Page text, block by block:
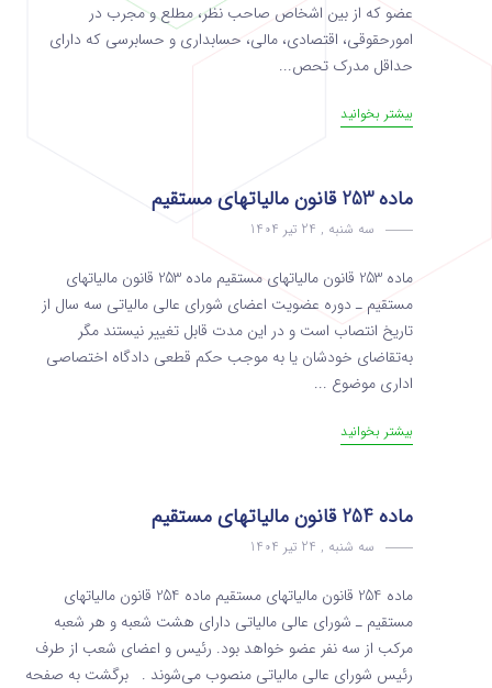
عضو که از بین اشخاص صاحب نظر، مطلع و مجرب در
امورحقوقی‌، اقتصادی‌، مالی‌، حسابداری و حسابرسی که دارای
حداقل ‌مدرک تحص...
بیشتر بخوانید
ماده 253 قانون مالیاتهای مستقیم
سه شنبه , 24 تیر 1404
ماده 253 قانون مالیاتهای مستقیم ماده 253 قانون مالیاتهای
مستقیم ـ دوره عضویت اعضای شورای عالی مالیاتی سه‌ سال از
تاریخ انتصاب است و در این مدت قابل تغییر نیستند مگر
به‌تقاضای خودشان یا به موجب حکم قطعی دادگاه اختصاصی
اداری ‌موضوع ...
بیشتر بخوانید
ماده 254 قانون مالیاتهای مستقیم
سه شنبه , 24 تیر 1404
ماده 254 قانون مالیاتهای مستقیم ماده 254 قانون مالیاتهای
مستقیم ـ شورای عالی مالیاتی دارای هشت شعبه و هر شعبه
‌مرکب از سه نفر عضو خواهد بود. رئیس و اعضای شعب از طرف
رئیس شورای عالی مالیاتی‌ منصوب می‌شوند . برگشت به صفحه